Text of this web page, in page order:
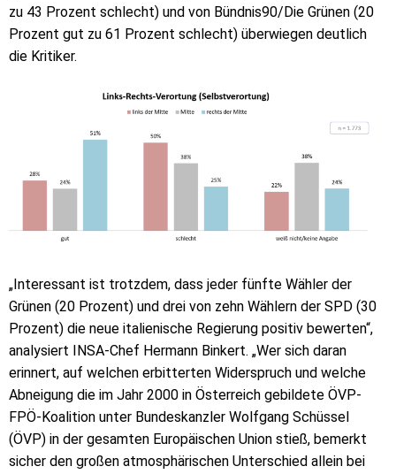
zu 43 Prozent schlecht) und von Bündnis90/Die Grünen (20
Prozent gut zu 61 Prozent schlecht) überwiegen deutlich
die Kritiker.
„Interessant ist trotzdem, dass jeder fünfte Wähler der
Grünen (20 Prozent) und drei von zehn Wählern der SPD (30
Prozent) die neue italienische Regierung positiv bewerten“,
analysiert INSA-Chef Hermann Binkert. „Wer sich daran
erinnert, auf welchen erbitterten Widerspruch und welche
Abneigung die im Jahr 2000 in Österreich gebildete ÖVP-
FPÖ-Koalition unter Bundeskanzler Wolfgang Schüssel
(ÖVP) in der gesamten Europäischen Union stieß, bemerkt
sicher den großen atmosphärischen Unterschied allein bei